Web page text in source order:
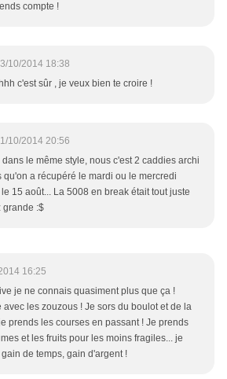
compte !
10/2014 18:38
c'est sûr , je veux bien te croire !
10/2014 20:56
dans le même style, nous c'est 2 caddies archi
qu'on a récupéré le mardi ou le mercredi
15 août... La 5008 en break était tout juste
grande :$
16:25
je ne connais quasiment plus que ça !
avec les zouzous ! Je sors du boulot et de la
prends les courses en passant ! Je prends
et les fruits pour les moins fragiles... je
de temps, gain d'argent !